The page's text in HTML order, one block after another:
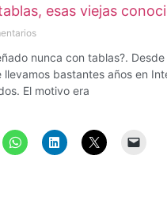
esas viejas
nunca con tablas?. Desde
llevamos bastantes años en
El motivo era